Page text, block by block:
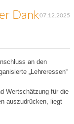
07.12.2025
Dank
an den
„Lehreressen“
Wertschätzung für die
auszudrücken, liegt